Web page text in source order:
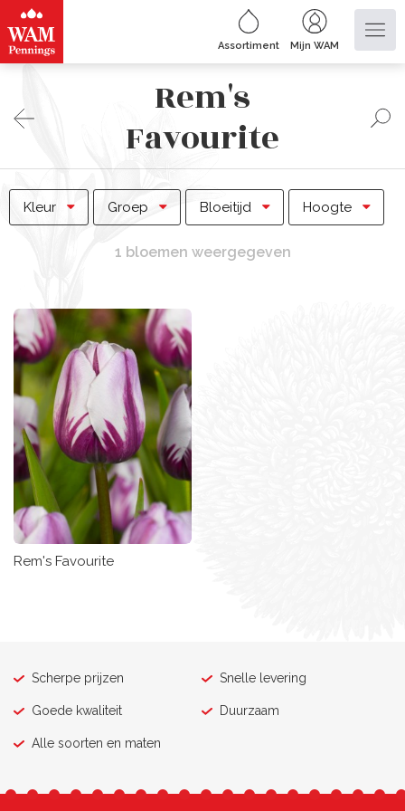
Assortiment Mijn WAM
Rem's
Favourite
Kleur Groep Bloeitijd Hoogte
1 bloemen weergegeven
Rem's Favourite
Scherpe prijzen Snelle levering
Goede kwaliteit Duurzaam
Alle soorten en maten